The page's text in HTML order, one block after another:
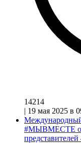
14214
| 19 мая 2025 в
#МЫВМЕСТЕ